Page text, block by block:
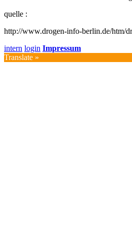
quelle :
http://www.drogen-info-berlin.de/htm/
intern login Impressum
Translate »